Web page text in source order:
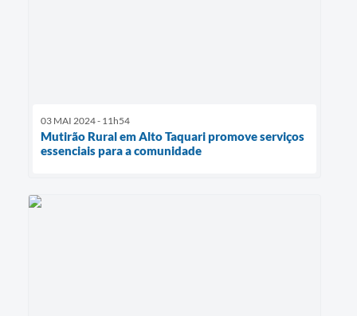
03 MAI 2024 - 11h54
Mutirão Rural em Alto Taquari promove serviços
essenciais para a comunidade